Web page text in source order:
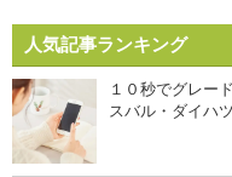
人気記事ランキング
１０秒でグレー
スバル・ダイハ